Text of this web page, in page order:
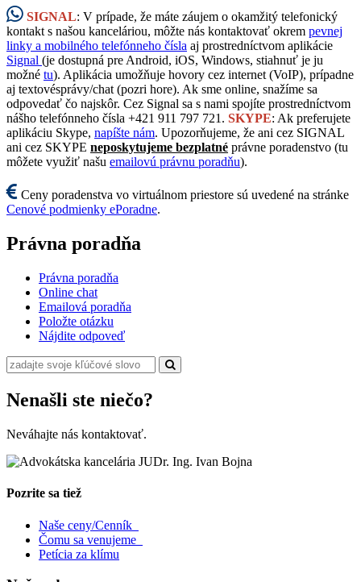
SIGNAL: V prípade, že máte záujem o okamžitý telefonický
kontakt s našou kanceláriou, môžte nás kontaktovať okrem pevnej
linky a mobilného telefónneho čísla aj prostredníctvom aplikácie
Signal (je dostupná pre Android, iOS, Windows, stiahnuť je ju
možné tu). Aplikácia umožňuje hovory cez internet (VoIP), prípadne
aj textovésprávy/chat (pozri hore). Ak sme online, snažíme sa
odpovedať čo najskôr. Cez Signal sa s nami spojíte prostredníctvom
nášho telefónneho čísla +421 911 797 721. SKYPE: Ak preferujete
aplikáciu Skype, napíšte nám. Upozorňujeme, že ani cez SIGNAL
ani cez SKYPE neposkytujeme bezplatné právne poradenstvo (tu
môžete využiť našu emailovú právnu poradňu).
Ceny poradenstva vo virtuálnom priestore sú uvedené na stránke
Cenové podmienky ePoradne.
Právna poradňa
Právna poradňa
Online chat
Emailová poradňa
Položte otázku
Nájdite odpoveď
Nenašli ste niečo?
Neváhajte nás kontaktovať.
Pozrite sa tiež
Naše ceny/Cenník
Čomu sa venujeme
Petícia za klímu